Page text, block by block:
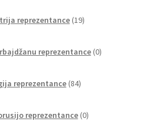
reprezentance 19izdelkov
reprezentance 0izdelkov
reprezentance 84izdelkov
reprezentance 0izdelkov